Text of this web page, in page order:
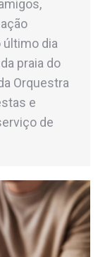
último dia
praia do
Orquestra
e
de